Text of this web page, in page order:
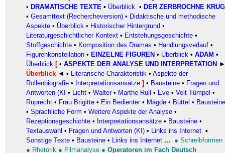
• DRAMATISCHE TEXTE ▪ Überblick • DER ZERBROCHNE KRUG
• Gesamttext (Rechercheversion) • Didaktische und methodische
Aspekte • Überblick • Historischer Hintergrund •
Literaturgeschichtlicher Kontext • Entstehungsgeschichte •
Stoffgeschichte • Komposition des Dramas • Handlungsverlauf •
Figurenkonstellation • EINZELNE FIGUREN • Überblick • ADAM •
Überblick [ • ASPEKTE DER ANALYSE UND INTERPRETATION ►
Überblick ◄ • Literarische Charakteristik • Aspekte der
Rollenbiografie • Interpretationsansätze ] • Bausteine • Fragen und
Antworten (KI • Licht • Walter• Marthe Rull • Eve • Veit Tümpel •
Ruprecht • Frau Brigitte • Ein Bedienter• Mägde • Büttel • Bausteine
• Sprachliche Form • Weitere Aspekte der Analyse •
Rezeptionsgeschichte • Interpretationsansätze • Bausteine •
Textauswahl • Fragen und Antworten (KI) • Links ins Internet ▪
Sonstige Texte • Bausteine • Links ins Internet ... ● Schreibformen
● Rhetorik ● Filmanalyse ● Operatoren im Fach Deutsch